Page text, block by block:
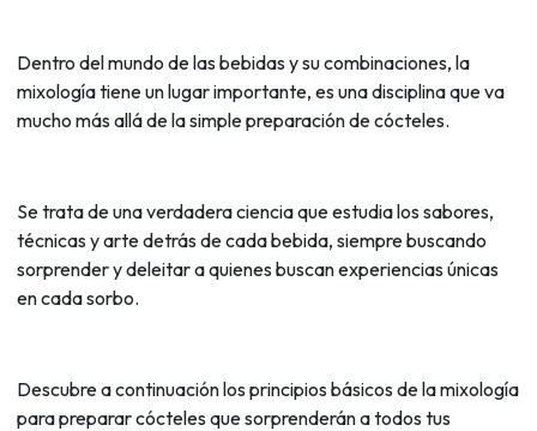
Dentro del mundo de las bebidas y su combinaciones, la
mixología tiene un lugar importante, es una disciplina que va
mucho más allá de la simple preparación de cócteles.
Se trata de una verdadera ciencia que estudia los sabores,
técnicas y arte detrás de cada bebida, siempre buscando
sorprender y deleitar a quienes buscan experiencias únicas
en cada sorbo.
Descubre a continuación los principios básicos de la mixología
para preparar cócteles que sorprenderán a todos tus